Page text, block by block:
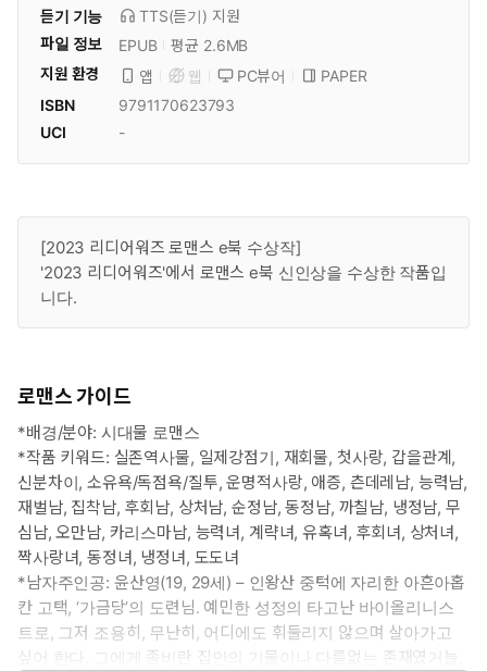
듣기 기능
TTS(듣기) 지원
파일 정보
EPUB
평균 2.6MB
지원 환경
앱 웹 PC뷰어
PAPER
ISBN
9791170623793
UCI
-
[2023 리디어워즈 로맨스 e북 수상작]
'2023 리디어워즈'에서 로맨스 e북 신인상을 수상한 작품입
니다.
로맨스 가이드
*배경/분야: 시대물 로맨스
*작품 키워드: 실존역사물, 일제강점기, 재회물, 첫사랑, 갑을관계,
신분차이, 소유욕/독점욕/질투, 운명적사랑, 애증, 츤데레남, 능력남,
재벌남, 집착남, 후회남, 상처남, 순정남, 동정남, 까칠남, 냉정남, 무
심남, 오만남, 카리스마남, 능력녀, 계략녀, 유혹녀, 후회녀, 상처녀,
짝사랑녀, 동정녀, 냉정녀, 도도녀
*남자주인공: 윤산영(19, 29세) – 인왕산 중턱에 자리한 아흔아홉
칸 고택, ‘가금당’의 도련님. 예민한 성정의 타고난 바이올리니스
트로, 그저 조용히, 무난히, 어디에도 휘둘리지 않으며 살아가고
싶어 한다. 그에게 종비란 집안의 기물이나 다름없는 존재였거늘,